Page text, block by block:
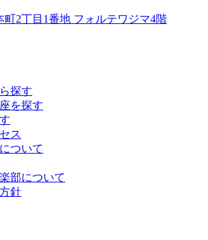
2丁目1番地 フォルテワジマ4階
探す
を探す
ス
ついて
部について
針